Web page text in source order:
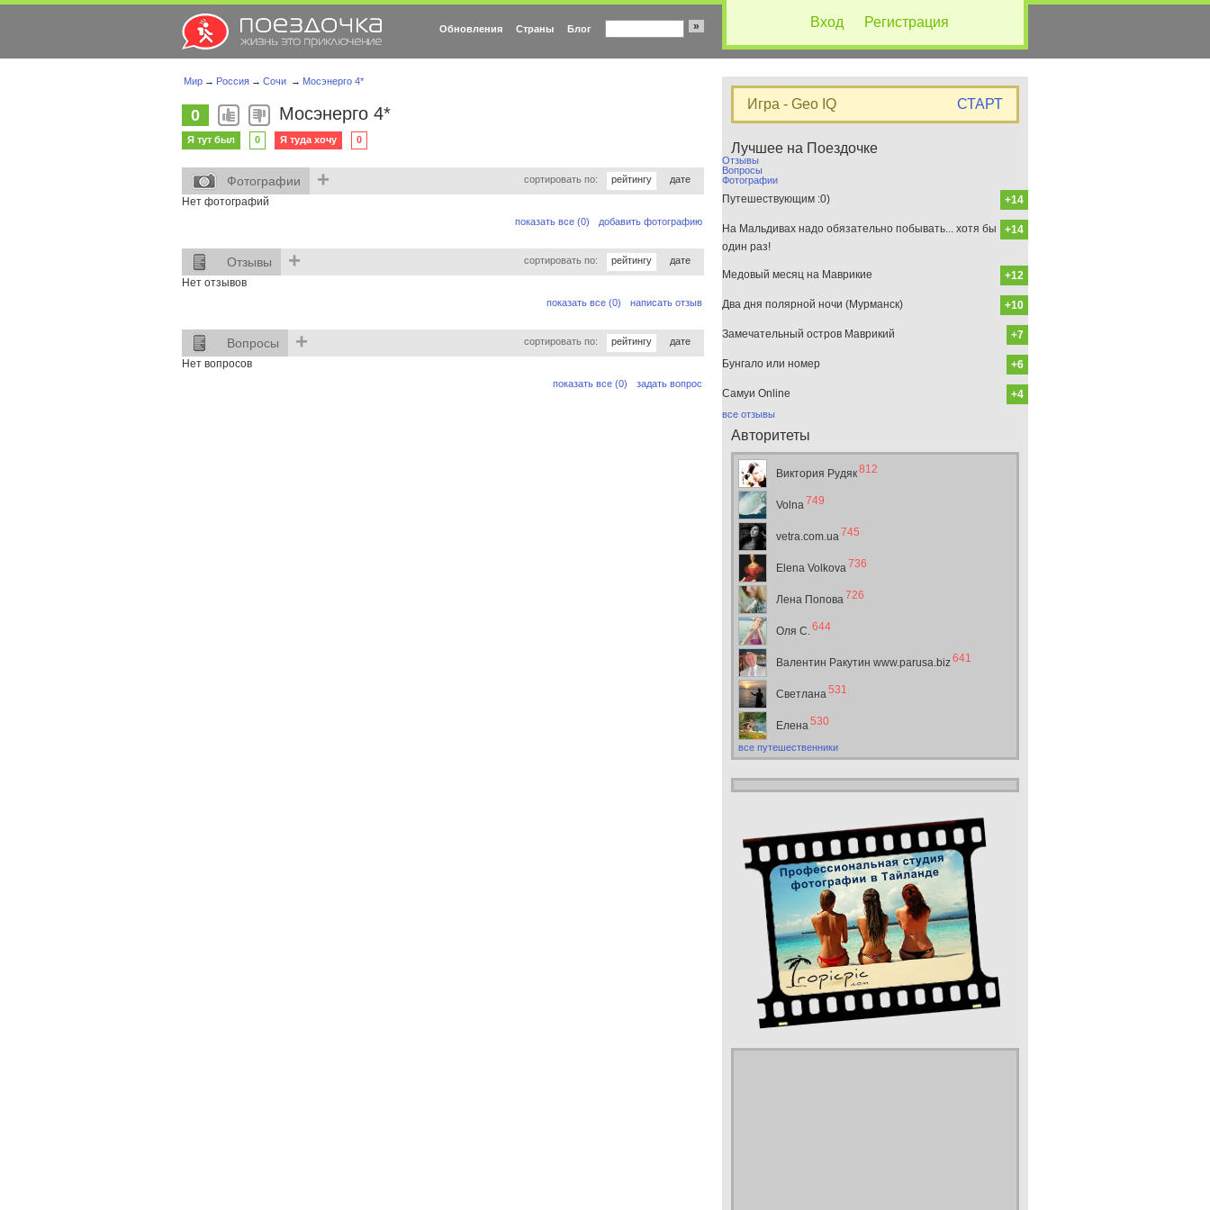
Вход Регистрация
Обновления Страны Блог »
Мир → Россия → Сочи → Мосэнерго 4*
0 Мосэнерго 4*
Я тут был 0 Я туда хочу 0
Фотографии + сортировать по: рейтингу дате
Нет фотографий
добавить фотографию
показать все (0)
Отзывы + сортировать по: рейтингу дате
Нет отзывов
написать отзыв
показать все (0)
Вопросы + сортировать по: рейтингу дате
Нет вопросов
задать вопрос
показать все (0)
Игра - Geo IQ СТАРТ
Лучшее на Поездочке
Отзывы
Вопросы
Фотографии
+14
Путешествующим :0)
+14
На Мальдивах надо обязательно побывать... хотя бы
один раз!
+12
Медовый месяц на Маврикие
+10
Два дня полярной ночи (Мурманск)
+7
Замечательный остров Маврикий
+6
Бунгало или номер
+4
Самуи Online
все отзывы
Авторитеты
Виктория Рудяк812
Volna749
vetra.com.ua745
Elena Volkova736
Лена Попова726
Оля С.644
Валентин Ракутин www.parusa.biz641
Светлана531
Елена530
все путешественники